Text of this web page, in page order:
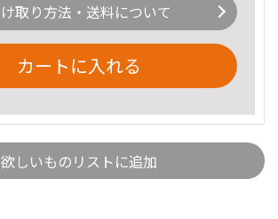
取り方法・送料について
カートに入れる
欲しいものリストに追加